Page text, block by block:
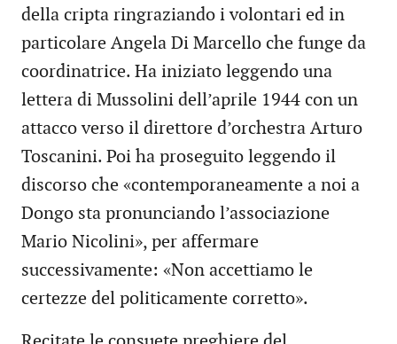
della cripta ringraziando i volontari ed in
particolare Angela Di Marcello che funge da
coordinatrice. Ha iniziato leggendo una
lettera di Mussolini dell’aprile 1944 con un
attacco verso il direttore d’orchestra Arturo
Toscanini. Poi ha proseguito leggendo il
discorso che «contemporaneamente a noi a
Dongo sta pronunciando l’associazione
Mario Nicolini», per affermare
successivamente: «Non accettiamo le
certezze del politicamente corretto».